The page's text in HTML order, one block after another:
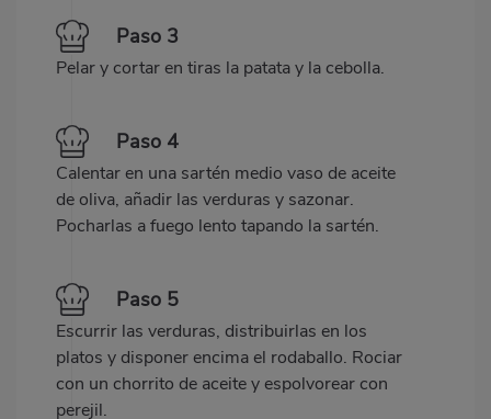
Paso 3
Pelar y cortar en tiras la patata y la cebolla.
Paso 4
Calentar en una sartén medio vaso de aceite
de oliva, añadir las verduras y sazonar.
Pocharlas a fuego lento tapando la sartén.
Paso 5
Escurrir las verduras, distribuirlas en los
platos y disponer encima el rodaballo. Rociar
con un chorrito de aceite y espolvorear con
perejil.